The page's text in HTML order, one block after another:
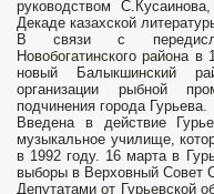
руководством
Декаде казахской
В связи с
Новобогатинского района
новый Балыкшинский
организации рыбной
подчинения города Гурьева.
Введена в действие
музыкальное училище,
в 1992 году. 16 марта в
выборы в Верховный Совет
Депутатами от Гурьевской